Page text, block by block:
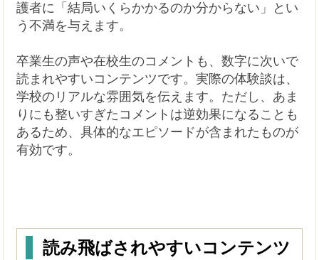
護者に「結局いくらかかるのか分からない」とい
う不満を与えます。
卒業生の声や在校生のコメントも、数字に次いで
読まれやすいコンテンツです。実際の体験談は、
学校のリアルな雰囲気を伝えます。ただし、あま
りにも整いすぎたコメントは逆効果になることも
あるため、具体的なエピソードが含まれたものが
有効です。
読み飛ばされやすいコンテンツ